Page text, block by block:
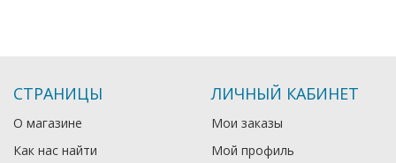
СТРАНИЦЫ
О магазине
Как нас найти
ЛИЧНЫЙ КАБИНЕТ
Мои заказы
Мой профиль